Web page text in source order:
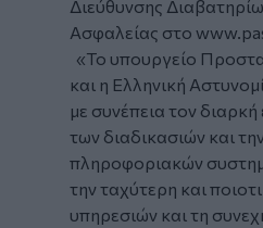
Διεύθυνσης
Ασφαλείας στο
«Το υπουργείο
και η Ελληνική
με συνέπεια τον
των διαδικασιών και
πληροφοριακών
την ταχύτερη και
υπηρεσιών και τη